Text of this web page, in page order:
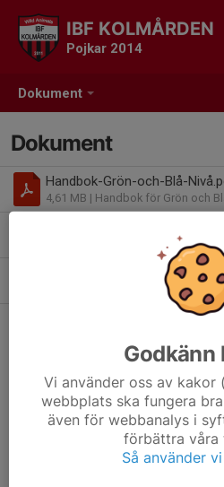
Dokument
IBF KOLMÅRDEN
Pojkar 2014
Dokument
Handbok-Grön-och-Blå-
4,61 MB | Handbok för Grön och
| Lokala förutsättningar/
| Östergötlands Innebandyförbund
Godkänn
Vi använder oss av
webbplats ska fungera
även för webbanalys i
förbättra våra
Så använder